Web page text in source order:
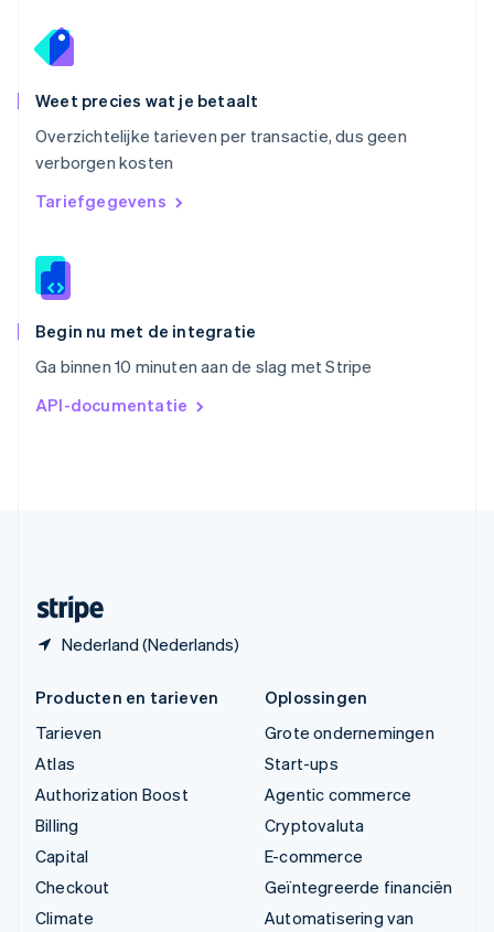
Weet precies wat je betaalt
Overzichtelijke tarieven per transactie, dus geen
verborgen kosten
Tariefgegevens
Begin nu met de integratie
Ga binnen 10 minuten aan de slag met Stripe
API-documentatie
Nederland (Nederlands)
Roemenië
English
English简体中文
EnglishItaliano
Slowakije
English
Spanje
Thailand
Tsjechië
English
简体中文English
English
Producten en tarieven
Tarieven
Atlas
Authorization Boost
Billing
Capital
Checkout
Climate
Oplossingen
Grote ondernemingen
Start-ups
Agentic commerce
Cryptovaluta
E-commerce
Geïntegreerde financiën
Automatisering van